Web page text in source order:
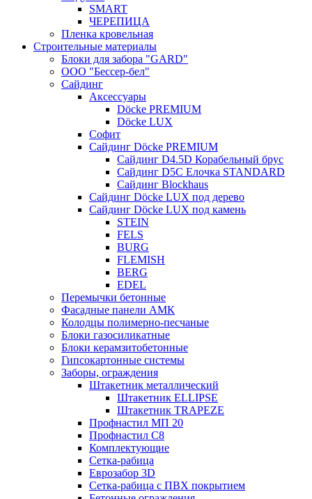
SMART
ЧЕРЕПИЦА
Пленка кровельная
Строительные материалы
Блоки для забора "GARD"
ООО "Бессер-бел"
Сайдинг
Аксессуары
Döcke PREMIUM
Döcke LUX
Софит
Сайдинг Döcke PREMIUM
Сайдинг D4.5D Корабельный брус
Сайдинг D5С Елочка STANDARD
Сайдинг Blockhaus
Сайдинг Döcke LUX под дерево
Сайдинг Döcke LUX под камень
STEIN
FELS
BURG
FLEMISH
BERG
EDEL
Перемычки бетонные
Фасадные панели АМК
Колодцы полимерно-песчаные
Блоки газосиликатные
Блоки керамзитобетонные
Гипсокартонные системы
Заборы, ограждения
Штакетник металлический
Штакетник ELLIPSE
Штакетник TRAPEZE
Профнастил МП 20
Профнастил С8
Комплектующие
Сетка-рабица
Еврозабор 3D
Сетка-рабица с ПВХ покрытием